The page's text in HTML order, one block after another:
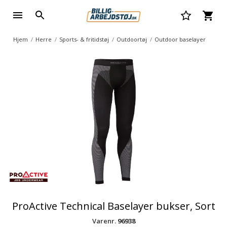
Hjem Herre Sports- & fritidstøj Outdoortøj Outdoor baselayer
ProActive Technical Baselayer bukser, Sort
Varenr. 96938